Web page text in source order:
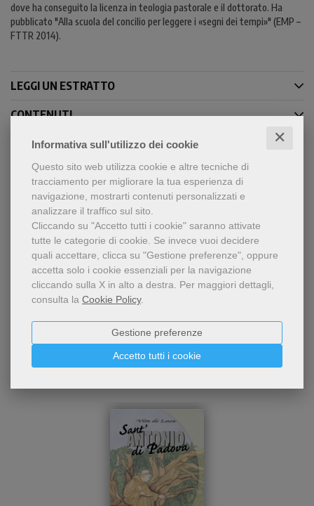
Informativa sull'utilizzo dei cookie ✕
Questo sito web utilizza cookie e altre tecniche di
tracciamento per migliorare la tua esperienza di
navigazione, mostrarti contenuti personalizzati e
analizzare il traffico sul sito.
Cliccando su "Accetto tutti i cookie" saranno attivate
tutte le categorie di cookie. Se invece vuoi decidere
quali accettare, clicca su "Gestione preferenze", oppure
accetta solo i cookie essenziali per la navigazione
cliccando sulla X in alto a destra. Per maggiori dettagli,
consulta la Cookie Policy.
Accetto tutti i cookie
Gestione preferenze
dove ha conseguito la licenza in teologia pastorale e il dottorato. Ha
pubblicato "Alla scuola del concilio per leggere i «segni dei tempi»" (EMP –
FTTR 2014).
LEGGI UN ESTRATTO
CONTENUTI
Condividi
Chi ha visto questo prodotto
ha visto anche...